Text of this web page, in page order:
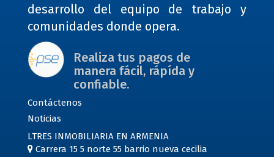
desarrollo del equipo de trabajo y
comunidades donde opera.
Realiza tus pagos de
manera fácil, rápída y
confiable.
Contáctenos
Noticias
LTRES INMOBILIARIA EN ARMENIA
Carrera 15 5 norte 55 barrio nueva cecilia